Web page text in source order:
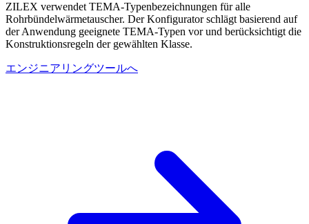
ZILEX verwendet TEMA-Typenbezeichnungen für alle
Rohrbündelwärmetauscher. Der Konfigurator schlägt basierend auf
der Anwendung geeignete TEMA-Typen vor und berücksichtigt die
Konstruktionsregeln der gewählten Klasse.
エンジニアリングツールへ